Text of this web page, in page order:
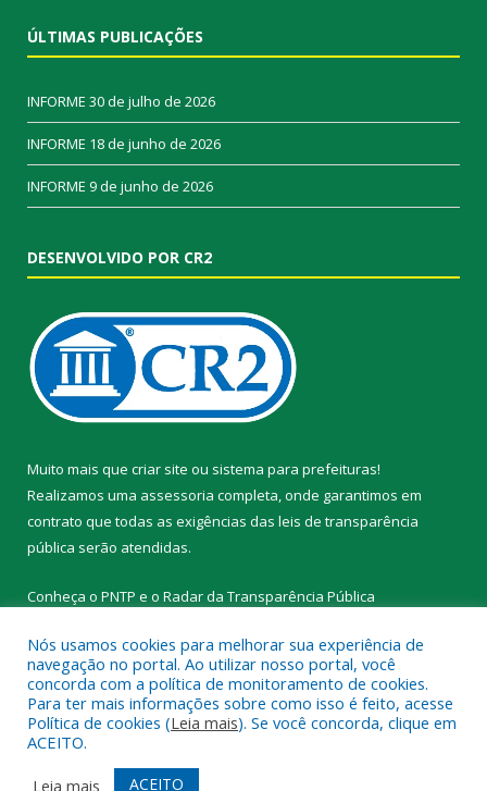
ÚLTIMAS PUBLICAÇÕES
INFORME 30 de julho de 2026
INFORME 18 de junho de 2026
INFORME 9 de junho de 2026
DESENVOLVIDO POR CR2
Muito mais que criar site ou sistema para prefeituras!
Realizamos uma assessoria completa, onde garantimos em
contrato que todas as exigências das leis de transparência
pública serão atendidas.
Conheça o PNTP e o Radar da Transparência Pública
Todos os direitos reservados a Prefeitura Municipal de Novo
Progresso.
Mapa do Site Acessar Área Administrativa
Nós usamos cookies para melhorar sua experiência de
navegação no portal. Ao utilizar nosso portal, você
concorda com a política de monitoramento de cookies.
Para ter mais informações sobre como isso é feito, acesse
Política de cookies (Leia mais). Se você concorda, clique em
ACEITO.
Leia mais
ACEITO